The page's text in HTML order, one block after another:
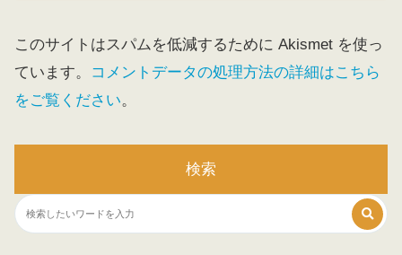
このサイトはスパムを低減するために Akismet を使っ
ています。
コメントデータの処理方法の詳細はこちら
をご覧ください。
検索